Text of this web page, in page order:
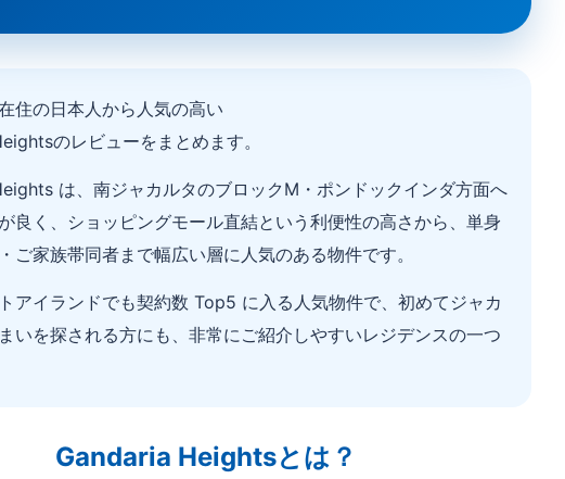
住の日本人から人気の高い
のレビューをまとめます。
は、南ジャカルタのブロックM・ポンドックインダ方面へ
良く、ショッピングモール直結という利便性の高さから、単身
ご家族帯同者まで幅広い層に人気のある物件です。
アイランドでも契約数 Top5 に入る人気物件で、初めてジャカ
いを探される方にも、非常にご紹介しやすいレジデンスの一つ
Gandaria Heightsとは？